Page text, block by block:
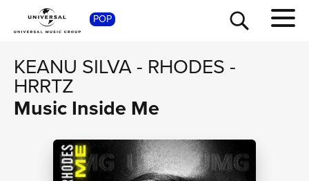
POP
KEANU SILVA- RHODES-
HRRTZ
Music Inside Me
SHOP